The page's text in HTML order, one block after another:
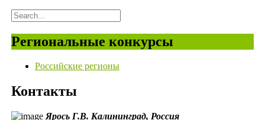
Региональные конкурсы
Российские регионы
Контакты
Ярось Г.В. Калининград, Россия